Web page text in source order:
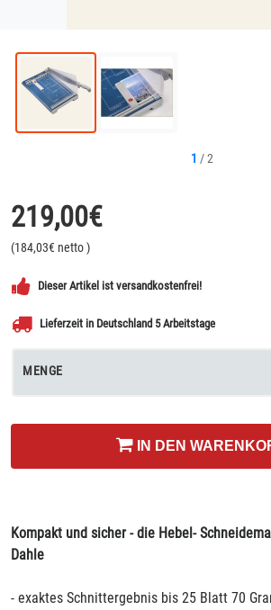
1 /2
219,00€
(184,03€ netto)
Dieser Artikel ist versandkostenfrei!
Lieferzeit in Deutschland 5 Arbeitstage
MENGE
IN DEN
Kompakt und sicher - die Hebel-
Dahle
- exaktes Schnittergebnis bis 25 Blatt 70